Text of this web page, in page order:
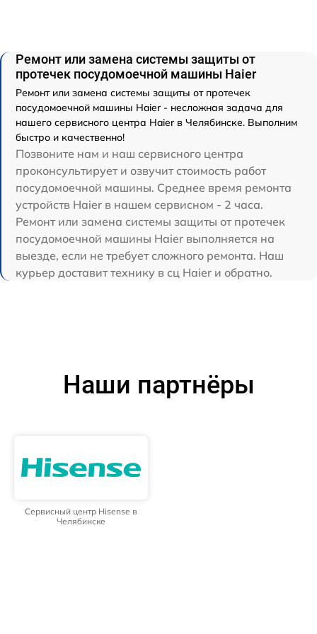
Ремонт или замена системы защиты от
протечек посудомоечной машины Haier
Ремонт или замена системы защиты от протечек
посудомоечной машины Haier - несложная задача для
нашего сервисного центра Haier в Челябинске. Выполним
быстро и качественно!
Позвоните нам и наш сервисного центра
проконсультирует и озвучит стоимость работ
посудомоечной машины. Среднее время ремонта
устройств Haier в нашем сервисном - 2 часа.
Ремонт или замена системы защиты от протечек
посудомоечной машины Haier выполняется на
выезде, если не требует сложного ремонта. Наш
курьер доставит технику в сц Haier и обратно.
Наши партнёры
Сервисный центр Hisense в
Челябинске